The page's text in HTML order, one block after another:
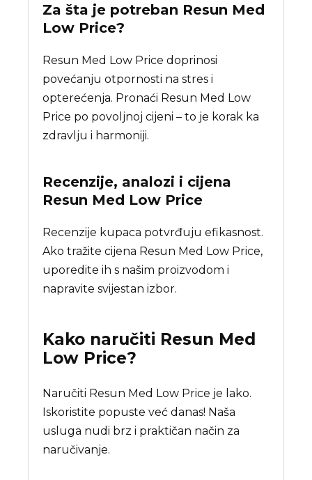
Za šta je potreban Resun Med
Low Price?
Resun Med Low Price doprinosi
povećanju otpornosti na stres i
opterećenja. Pronaći Resun Med Low
Price po povoljnoj cijeni – to je korak ka
zdravlju i harmoniji.
Recenzije, analozi i cijena
Resun Med Low Price
Recenzije kupaca potvrđuju efikasnost.
Ako tražite cijena Resun Med Low Price,
uporedite ih s našim proizvodom i
napravite svijestan izbor.
Kako naručiti Resun Med
Low Price?
Naručiti Resun Med Low Price je lako.
Iskoristite popuste već danas! Naša
usluga nudi brz i praktičan način za
naručivanje.